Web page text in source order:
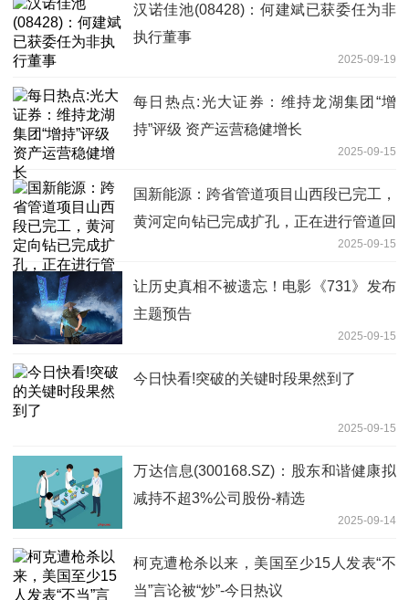
汉诺佳池(08428)：何建斌已获委任为非
执行董事
2025-09-19
每日热点:光大证券：维持龙湖集团“增
持”评级 资产运营稳健增长
2025-09-15
国新能源：跨省管道项目山西段已完工，
黄河定向钻已完成扩孔，正在进行管道回
2025-09-15
让历史真相不被遗忘！电影《731》发布
主题预告
2025-09-15
今日快看!突破的关键时段果然到了
2025-09-15
万达信息(300168.SZ)：股东和谐健康拟
减持不超3%公司股份-精选
2025-09-14
柯克遭枪杀以来，美国至少15人发表“不
当”言论被“炒”-今日热议